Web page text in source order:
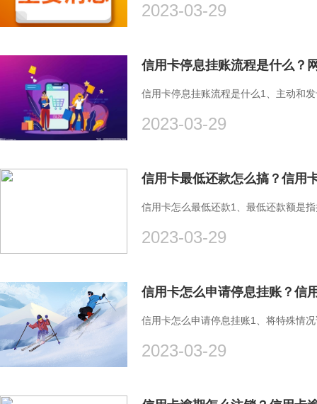
2023-03-29
信用卡停息挂账流程是什么？
信用卡停息挂账流程是什么1、主动和
2023-03-29
信用卡最低还款怎么搞？信用
信用卡怎么最低还款1、最低还款额是
2023-03-29
信用卡怎么申请停息挂账？信
信用卡怎么申请停息挂账1、将特殊情
2023-03-29